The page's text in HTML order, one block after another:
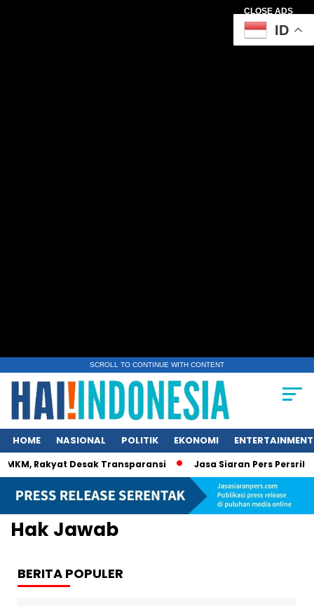
CLOSE ADS
SCROLL TO CONTINUE WITH CONTENT
HOME NASIONAL POLITIK EKONOMI ENTERTAINMENT
Rakyat Desak Transparansi Jasa Siaran Pers
Hak Jawab
BERITA POPULER
ID